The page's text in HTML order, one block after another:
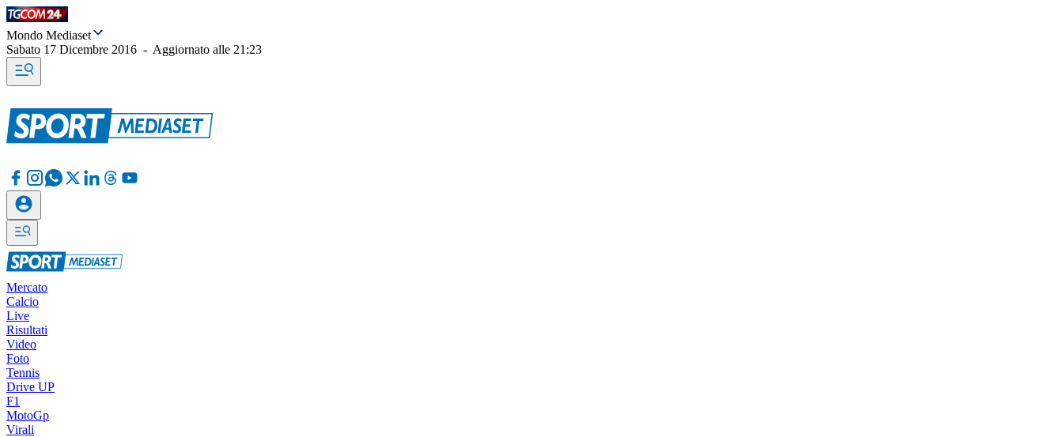
Mondo Mediaset
Sabato 17 Dicembre 2016 - Aggiornato alle 21:23
Mercato
Calcio
Live
Risultati
Video
Foto
Tennis
Drive UP
F1
MotoGp
Virali